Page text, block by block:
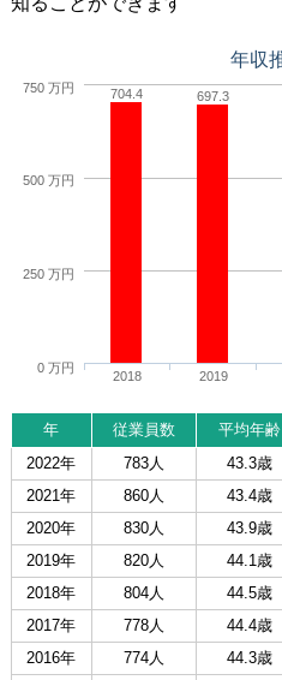
年収
704.4 697.3
2018 2019
0 万円
250 万円
500 万円
750 万円
年 従業員数 平均年齢
2022年
783人 43.3歳
2021年
860人 43.4歳
2020年
830人 43.9歳
2019年
820人 44.1歳
2018年
804人 44.5歳
2017年
778人 44.4歳
2016年
774人 44.3歳